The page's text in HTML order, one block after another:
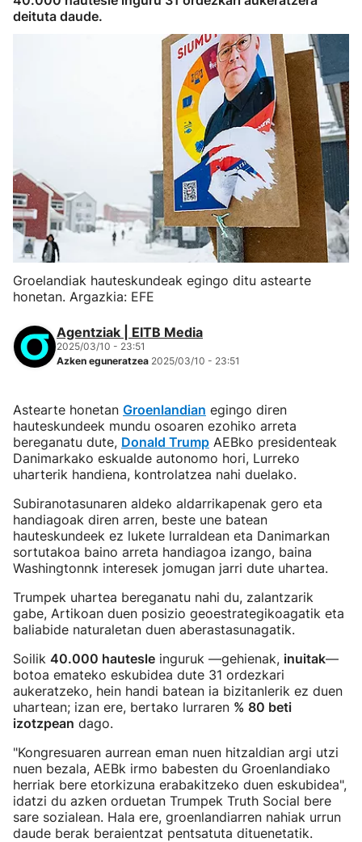
deituta daude.
Groelandiak hauteskundeak egingo ditu astearte
honetan. Argazkia: EFE
Agentziak | EITB Media
2025/03/10 - 23:51
Azken eguneratzea 2025/03/10 - 23:51
Astearte honetan Groenlandian egingo diren
hauteskundeek mundu osoaren ezohiko arreta
bereganatu dute, Donald Trump AEBko presidenteak
Danimarkako eskualde autonomo hori, Lurreko
uharterik handiena, kontrolatzea nahi duelako.
Subiranotasunaren aldeko aldarrikapenak gero eta
handiagoak diren arren, beste une batean
hauteskundeek ez lukete lurraldean eta Danimarkan
sortutakoa baino arreta handiagoa izango, baina
Washingtonnk interesek jomugan jarri dute uhartea.
Trumpek uhartea bereganatu nahi du, zalantzarik
gabe, Artikoan duen posizio geoestrategikoagatik eta
baliabide naturaletan duen aberastasunagatik.
Soilik 40.000 hautesle inguruk —gehienak, inuitak—
botoa emateko eskubidea dute 31 ordezkari
aukeratzeko, hein handi batean ia bizitanlerik ez duen
uhartean; izan ere, bertako lurraren % 80 beti
izotzpean dago.
"Kongresuaren aurrean eman nuen hitzaldian argi utzi
nuen bezala, AEBk irmo babesten du Groenlandiako
herriak bere etorkizuna erabakitzeko duen eskubidea",
idatzi du azken orduetan Trumpek Truth Social bere
sare sozialean. Hala ere, groenlandiarren nahiak urrun
daude berak beraientzat pentsatuta dituenetatik.